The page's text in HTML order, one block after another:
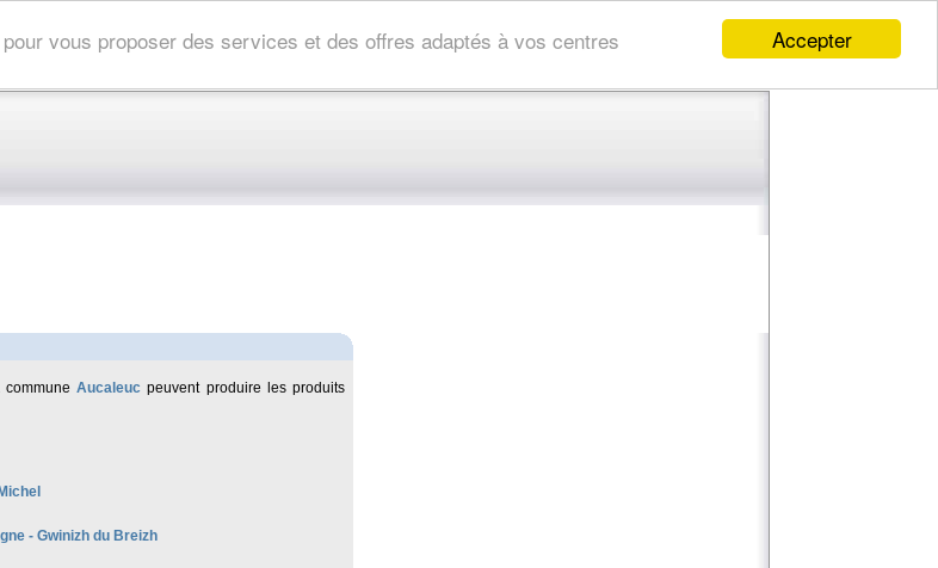
Accepter
vous proposer des services et des offres adaptés à vos centres
communeAucaleuc peuvent produire les produits
- Gwinizh du Breizh